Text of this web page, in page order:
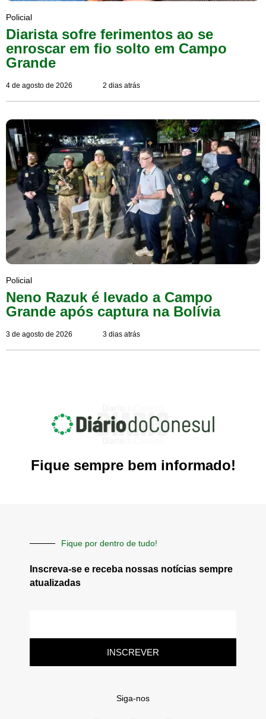
Policial
Diarista sofre ferimentos ao se
enroscar em fio solto em Campo
Grande
4 de agosto de 2026 2 dias atrás
Policial
Neno Razuk é levado a Campo
Grande após captura na Bolívia
3 de agosto de 2026 3 dias atrás
Fique sempre bem informado!
Fique por dentro de tudo!
Inscreva-se e receba nossas notícias sempre
atualizadas
INSCREVER
Siga-nos